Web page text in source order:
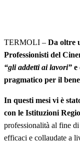
TERMOLI – Da oltre
Professionisti del
“gli addetti ai lavori” e
pragmatico per il
In questi mesi vi è
con le Istituzioni
professionalità al fine
efficaci e collaudate a